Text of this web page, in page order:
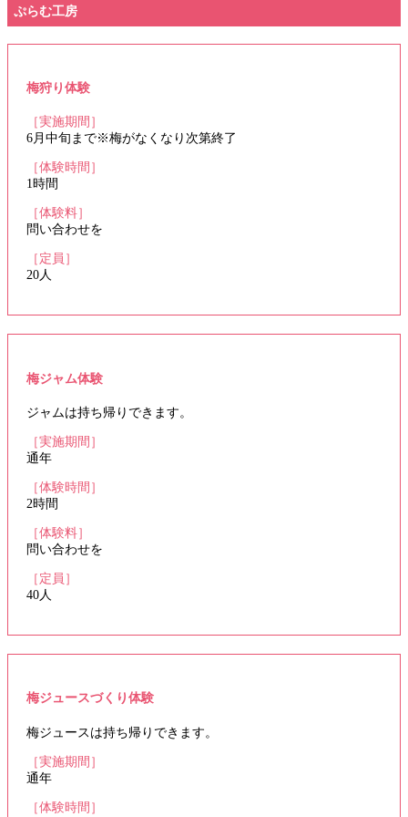
ぷらむ工房
梅狩り体験
［実施期間］
6月中旬まで※梅がなくなり次第終了
［体験時間］
1時間
［体験料］
問い合わせを
［定員］
20人
梅ジャム体験
ジャムは持ち帰りできます。
［実施期間］
通年
［体験時間］
2時間
［体験料］
問い合わせを
［定員］
40人
梅ジュースづくり体験
梅ジュースは持ち帰りできます。
［実施期間］
通年
［体験時間］